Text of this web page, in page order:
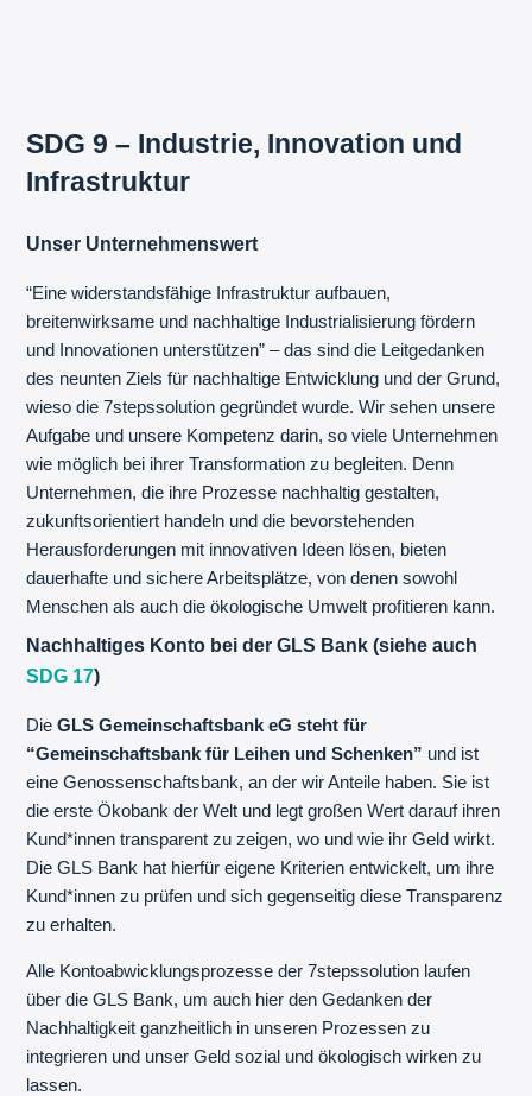
SDG 9 – Industrie, Innovation und
Infrastruktur
Unser Unternehmenswert
“Eine widerstandsfähige Infrastruktur aufbauen,
breitenwirksame und nachhaltige Industrialisierung fördern
und Innovationen unterstützen” – das sind die Leitgedanken
des neunten Ziels für nachhaltige Entwicklung und der Grund,
wieso die 7stepssolution gegründet wurde. Wir sehen unsere
Aufgabe und unsere Kompetenz darin, so viele Unternehmen
wie möglich bei ihrer Transformation zu begleiten. Denn
Unternehmen, die ihre Prozesse nachhaltig gestalten,
zukunftsorientiert handeln und die bevorstehenden
Herausforderungen mit innovativen Ideen lösen, bieten
dauerhafte und sichere Arbeitsplätze, von denen sowohl
Menschen als auch die ökologische Umwelt profitieren kann.
Nachhaltiges Konto bei der GLS Bank (siehe auch
SDG 17)
DieGLS Gemeinschaftsbank eG steht für
“Gemeinschaftsbank für Leihen und Schenken” und ist
eine Genossenschaftsbank, an der wir Anteile haben. Sie ist
die erste Ökobank der Welt und legt großen Wert darauf ihren
Kund*innen transparent zu zeigen, wo und wie ihr Geld wirkt.
Die GLS Bank hat hierfür eigene Kriterien entwickelt, um ihre
Kund*innen zu prüfen und sich gegenseitig diese Transparenz
zu erhalten.
Alle Kontoabwicklungsprozesse der 7stepssolution laufen
über die GLS Bank, um auch hier den Gedanken der
Nachhaltigkeit ganzheitlich in unseren Prozessen zu
integrieren und unser Geld sozial und ökologisch wirken zu
lassen.